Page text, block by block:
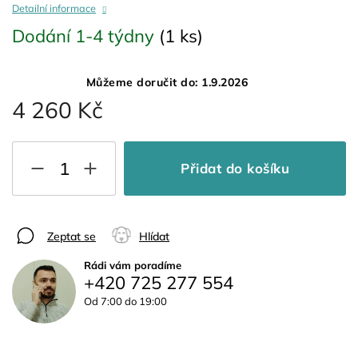
4 260 Kč
Dodání 1-4 týdny (1 ks)
Můžeme doručit do: 1.9.2026
Přidat do košíku
Detailní informace
Zeptat se Hlídat
Rádi vám poradíme
+420 725 277 554
Od 7:00 do 19:00